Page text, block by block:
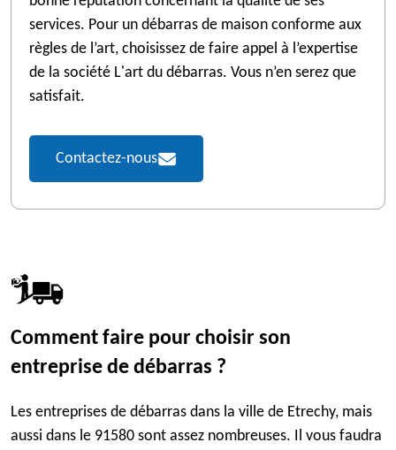
services. Pour un débarras de maison conforme aux
règles de l’art, choisissez de faire appel à l’expertise
de la société L'art du débarras. Vous n’en serez que
satisfait.
Contactez-nous
Comment faire pour choisir son
entreprise de débarras ?
Les entreprises de débarras dans la ville de Etrechy, mais
aussi dans le 91580 sont assez nombreuses. Il vous faudra